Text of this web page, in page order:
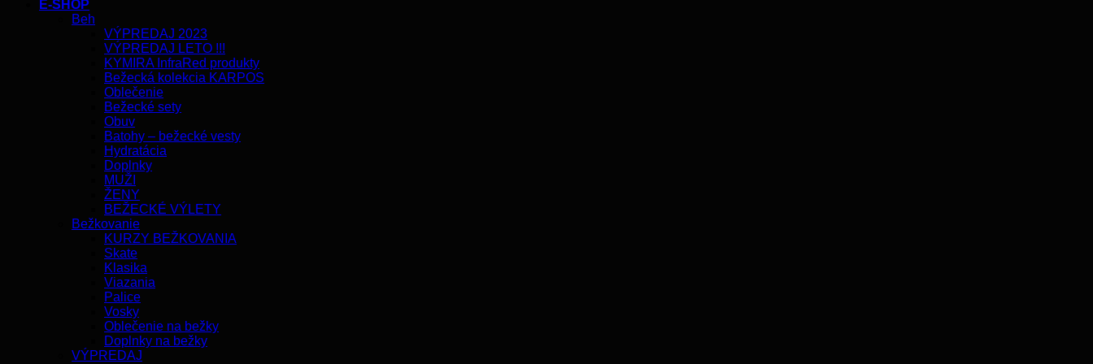
E-SHOP
Beh
VÝPREDAJ 2023
VÝPREDAJ LETO !!!
KYMIRA InfraRed produkty
Bežecká kolekcia KARPOS
Oblečenie
Bežecké sety
Obuv
Batohy – bežecké vesty
Hydratácia
Doplnky
MUŽI
ŽENY
BEŽECKÉ VÝLETY
Bežkovanie
KURZY BEŽKOVANIA
Skate
Klasika
Viazania
Palice
Vosky
Oblečenie na bežky
Doplnky na bežky
VÝPREDAJ